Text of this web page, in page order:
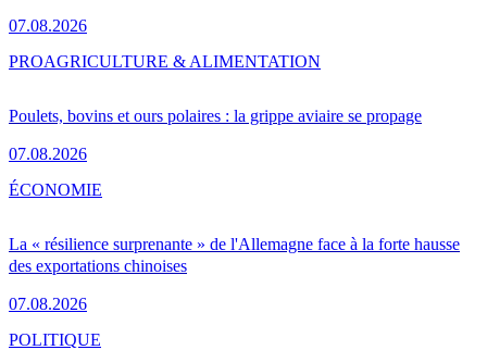
07.08.2026
Poulets, bovins et ours polaires : la grippe aviaire se propage
07.08.2026
PROAGRICULTURE & ALIMENTATION
La « résilience surprenante » de l'Allemagne face à la forte hausse
des exportations chinoises
07.08.2026
ÉCONOMIE
POLITIQUE